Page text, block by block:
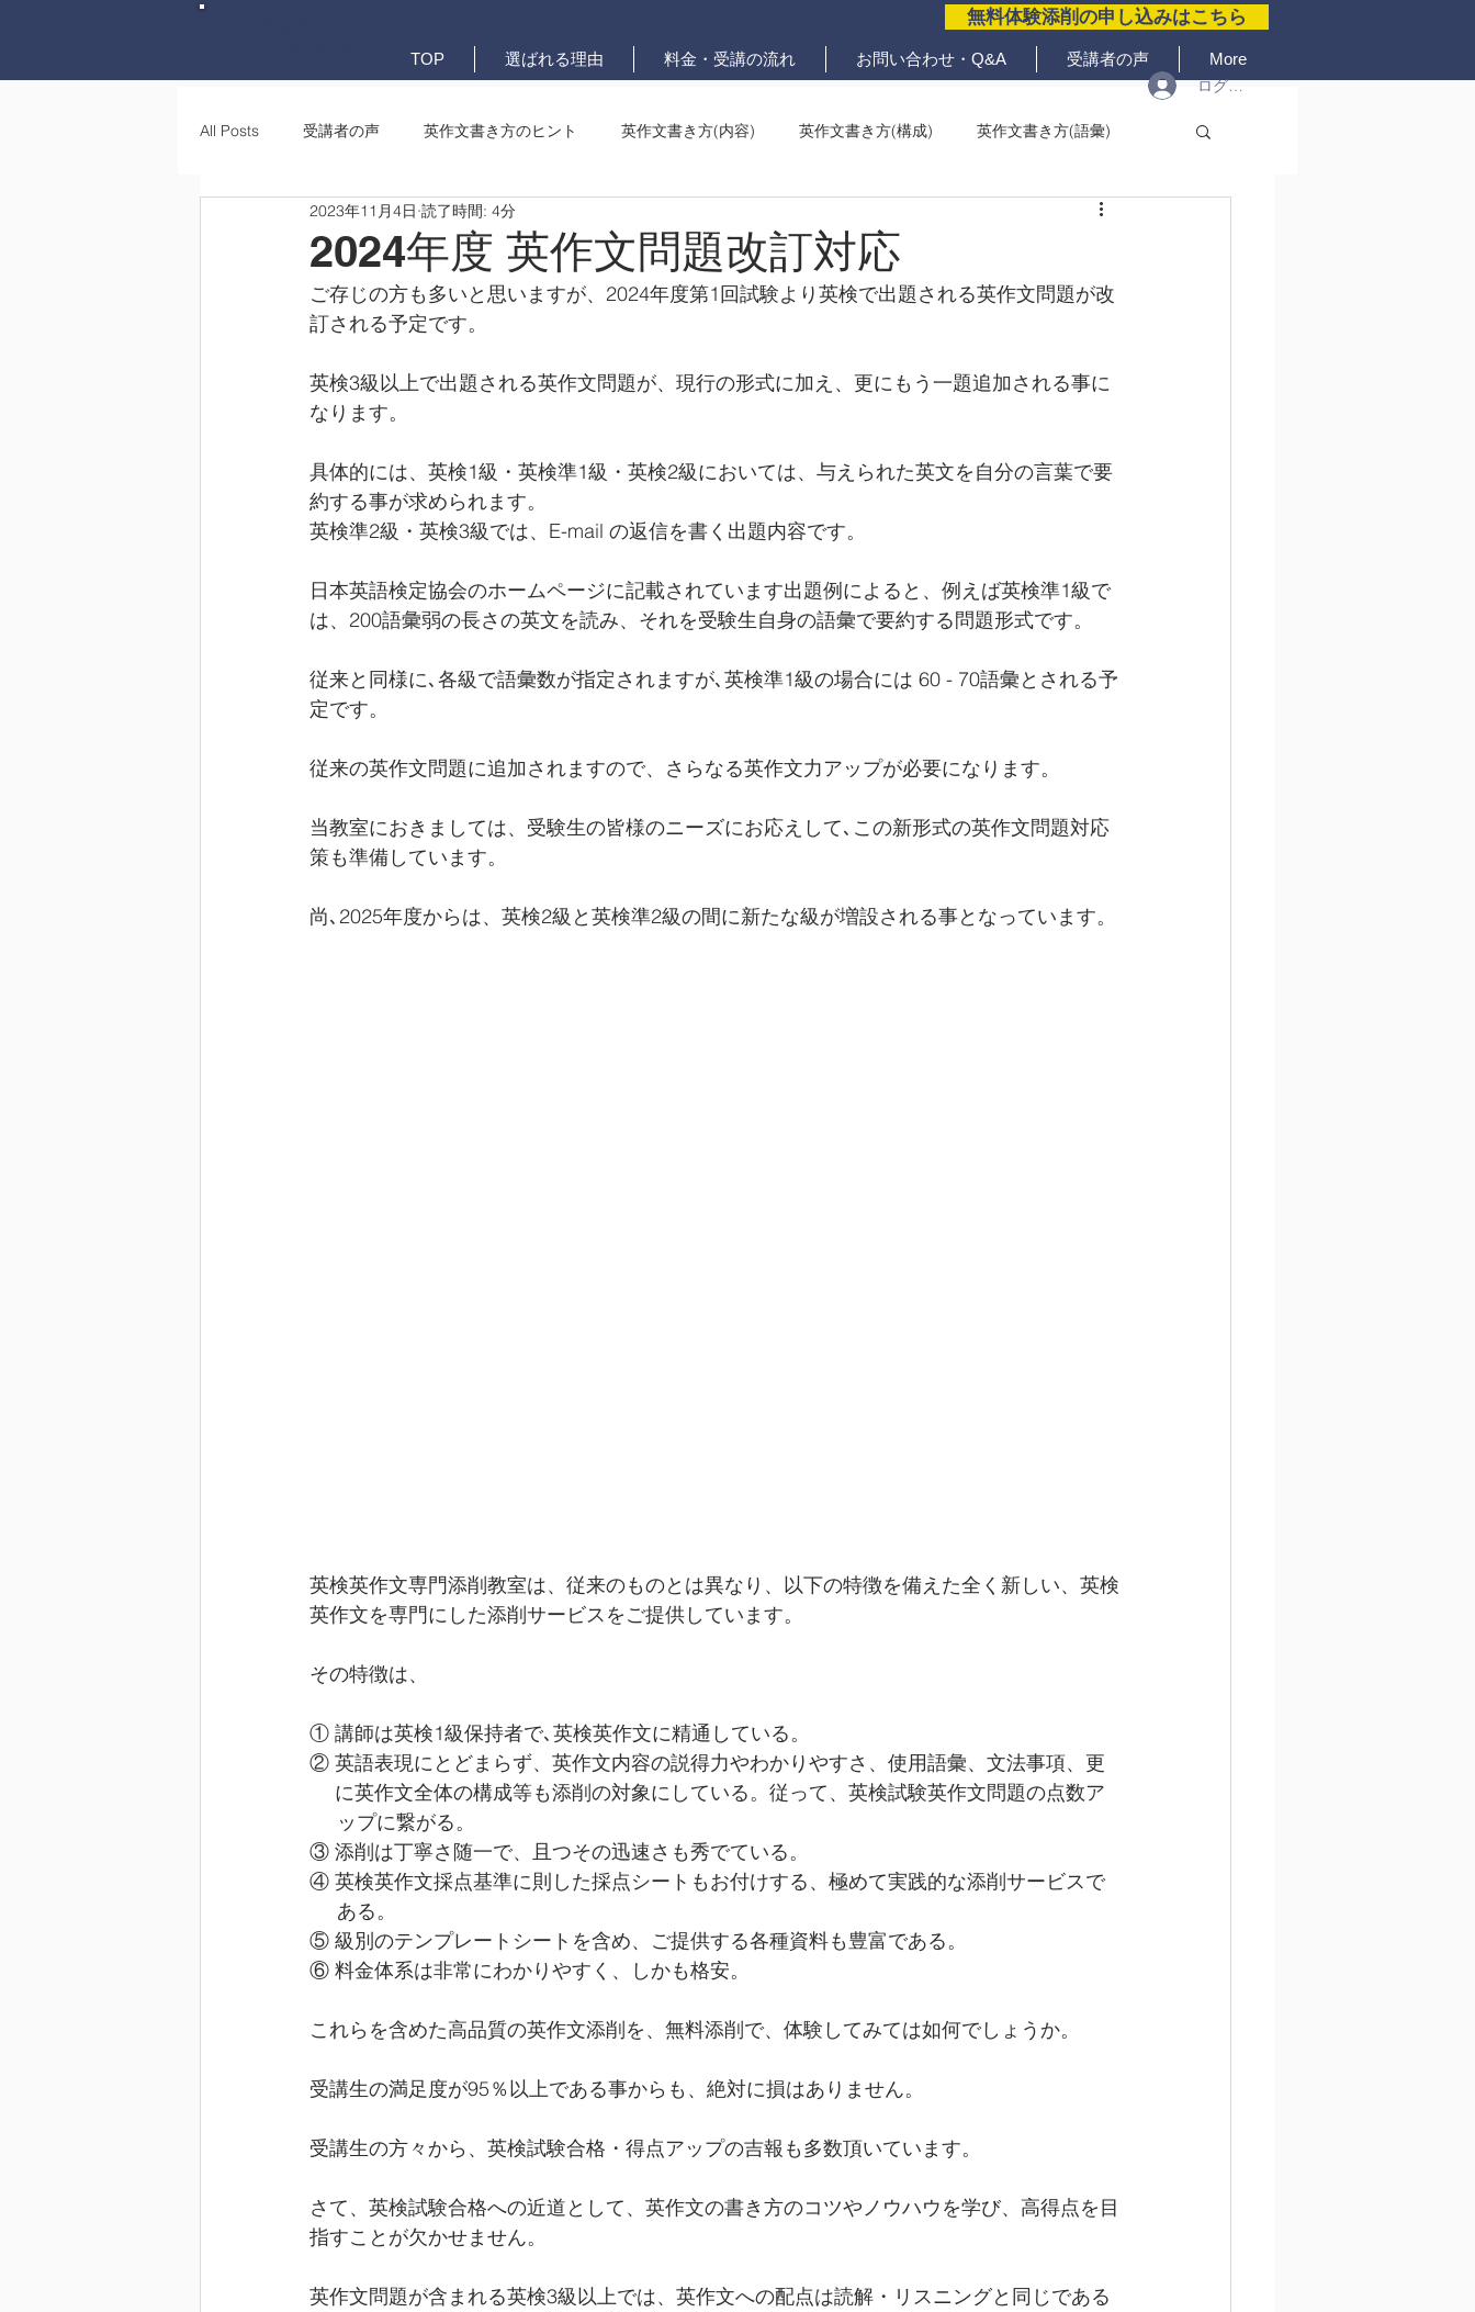
無料体験添削の申し込みはこちら
TOP 選ばれる理由 料金・受講の流れ お問い合わせ・Q&A 受講者の声 More
ログイン
All Posts 受講者の声 英作文書き方のヒント 英作文書き方(内容) 英作文書き方(構成) 英作文書き方(語彙)
英作文書き方(文法) 要約・e-メール問題
2024年度 英作文問題改訂対応
2023年11月4日 読了時間: 4分
ご存じの方も多いと思いますが、2024年度第1回試験より英検で出題される英作文問題が改
訂される予定です。
英検3級以上で出題される英作文問題が、現行の形式に加え、更にもう一題追加される事に
なります。
具体的には、英検1級・英検準1級・英検2級においては、与えられた英文を自分の言葉で要
約する事が求められます。
英検準2級・英検3級では、E-mail の返信を書く出題内容です。
日本英語検定協会のホームページに記載されています出題例によると、例えば英検準1級で
は、200語彙弱の長さの英文を読み、それを受験生自身の語彙で要約する問題形式です。
従来と同様に､各級で語彙数が指定されますが､英検準1級の場合には 60 - 70語彙とされる予
定です。
従来の英作文問題に追加されますので、さらなる英作文力アップが必要になります。
当教室におきましては、受験生の皆様のニーズにお応えして､この新形式の英作文問題対応
策も準備しています。
尚､2025年度からは、英検2級と英検準2級の間に新たな級が増設される事となっています。
英検英作文専門添削教室は、従来のものとは異なり、以下の特徴を備えた全く新しい、英検
英作文を専門にした添削サービスをご提供しています。
その特徴は、
① 講師は英検1級保持者で､英検英作文に精通している。
② 英語表現にとどまらず、英作文内容の説得力やわかりやすさ、使用語彙、文法事項、更
に英作文全体の構成等も添削の対象にしている。従って、英検試験英作文問題の点数ア
     ップに繋がる。
③ 添削は丁寧さ随一で、且つその迅速さも秀でている。
④ 英検英作文採点基準に則した採点シートもお付けする、極めて実践的な添削サービスで
     ある。
⑤ 級別のテンプレートシートを含め、ご提供する各種資料も豊富である。
⑥ 料金体系は非常にわかりやすく、しかも格安。
これらを含めた高品質の英作文添削を、無料添削で、体験してみては如何でしょうか。
受講生の満足度が95％以上である事からも、絶対に損はありません。
受講生の方々から、英検試験合格・得点アップの吉報も多数頂いています。
さて、英検試験合格への近道として、英作文の書き方のコツやノウハウを学び、高得点を目
指すことが欠かせません。
英作文問題が含まれる英検3級以上では、英作文への配点は読解・リスニングと同じである